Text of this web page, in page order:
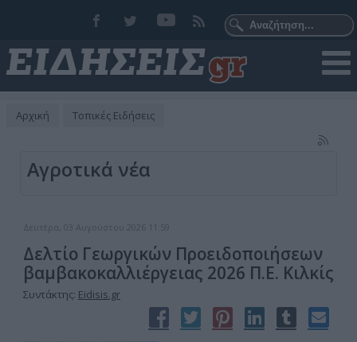
Αρχική Τοπικές Ειδήσεις
Αγροτικά νέα
Δευτέρα, 03 Αυγούστου 2026 11:59
Δελτίο Γεωργικών Προειδοποιήσεων
βαμβακοκαλλιέργειας 2026 Π.Ε. Κιλκίς
Συντάκτης: Eidisis.gr